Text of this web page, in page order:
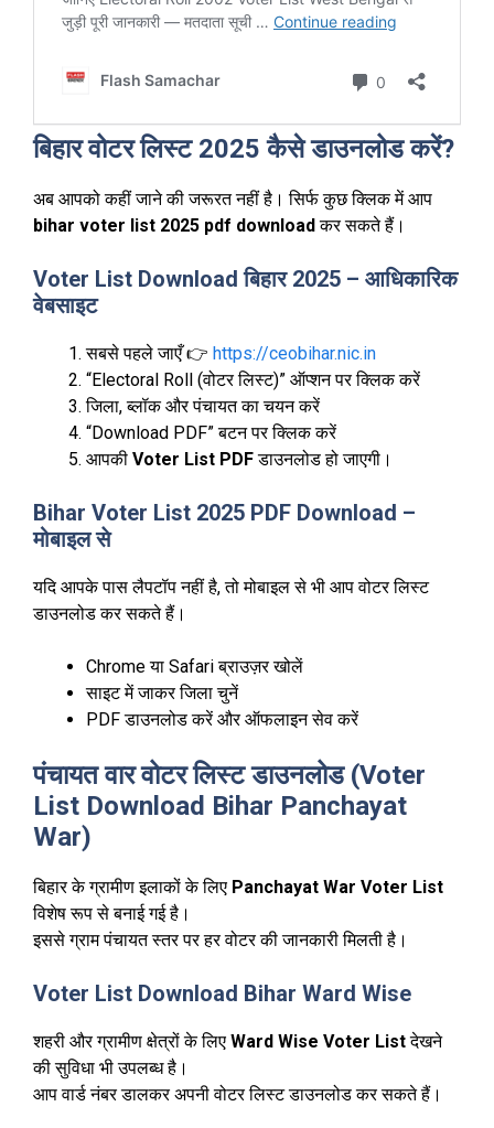
बिहार वोटर लिस्ट 2025 कैसे डाउनलोड करें?
अब आपको कहीं जाने की जरूरत नहीं है। सिर्फ कुछ क्लिक में आप
bihar voter list 2025 pdf download कर सकते हैं।
Voter List Download बिहार 2025 – आधिकारिक
वेबसाइट
सबसे पहले जाएँ 👉 https://ceobihar.nic.in
“Electoral Roll (वोटर लिस्ट)” ऑप्शन पर क्लिक करें
जिला, ब्लॉक और पंचायत का चयन करें
“Download PDF” बटन पर क्लिक करें
आपकी Voter List PDFडाउनलोड हो जाएगी।
Bihar Voter List 2025 PDF Download –
मोबाइल से
यदि आपके पास लैपटॉप नहीं है, तो मोबाइल से भी आप वोटर लिस्ट
डाउनलोड कर सकते हैं।
Chrome या Safari ब्राउज़र खोलें
साइट में जाकर जिला चुनें
PDF डाउनलोड करें और ऑफलाइन सेव करें
पंचायत वार वोटर लिस्ट डाउनलोड (Voter
List Download Bihar Panchayat
War)
बिहार के ग्रामीण इलाकों के लिए Panchayat War Voter List
विशेष रूप से बनाई गई है।
इससे ग्राम पंचायत स्तर पर हर वोटर की जानकारी मिलती है।
Voter List Download Bihar Ward Wise
शहरी और ग्रामीण क्षेत्रों के लिए Ward Wise Voter Listदेखने
की सुविधा भी उपलब्ध है।
आप वार्ड नंबर डालकर अपनी वोटर लिस्ट डाउनलोड कर सकते हैं।